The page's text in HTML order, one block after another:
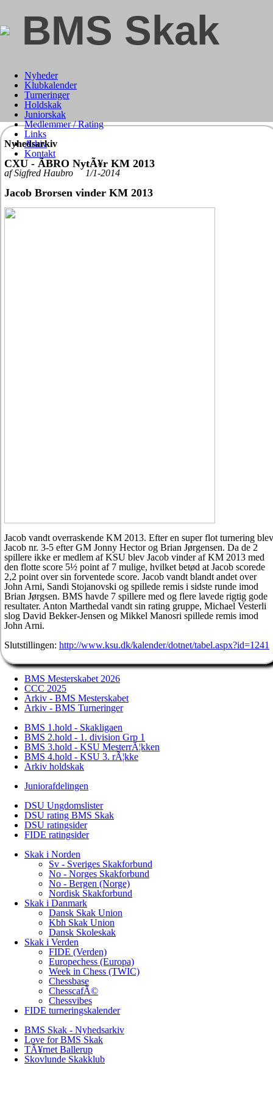
BMS Skak
Nyheder
Klubkalender
Turneringer
Holdskak
Juniorskak
Medlemmer / Rating
Links
Arkiv
Kontakt
Nyhedsarkiv
CXU - ÃBRO NytÃ¥r KM 2013
af Sigfred Haubro 1/1-2014
Jacob Brorsen vinder KM 2013
Jacob vandt overraskende KM 2013. Efter en super flot turnering blev
Jacob nr. 3-5 efter GM Jonny Hector og Brian Jørgensen. Da de 2
spillere ikke er medlem af KSU blev Jacob vinder af KM 2013 med
den flotte score 5½ point af 7 mulige, hvilket betød at Jacob scorede
2,2 point over sin forventede score. Jacob vandt blandt andet over
John Arni, Sandi Stojanovski og spillede remis i sidste runde imod
Brian Jørgsen. BMS havde 7 spillere med og flere lavede rigtig gode
resultater. Anton Marthedal vandt sin rating gruppe, Michael Vesterli
slog David Bekker-Jensen og Mikkel Manosri spillede remis imod
John Arni.
Slutstillingen: http://www.ksu.dk/kalender/dotnet/tabel.aspx?id=1241
BMS Mesterskabet 2026
CCC 2025
Arkiv - BMS Mesterskabet
Arkiv - BMS Turneringer
BMS 1.hold - Skakligaen
BMS 2.hold - 1. division Grp 1
BMS 3.hold - KSU MesterrÃ¦kken
BMS 4.hold - KSU 3. rÃ¦kke
Arkiv holdskak
Juniorafdelingen
DSU Ungdomslister
DSU rating BMS Skak
DSU ratingsider
FIDE ratingsider
Skak i Norden
Sv - Sveriges Skakforbund
No - Norges Skakforbund
No - Bergen (Norge)
Nordisk Skakforbund
Skak i Danmark
Dansk Skak Union
Kbh Skak Union
Dansk Skoleskak
Skak i Verden
FIDE (Verden)
Europechess (Europa)
Week in Chess (TWIC)
Chessbase
ChesscafÃ©
Chessvibes
FIDE turneringskalender
BMS Skak - Nyhedsarkiv
Love for BMS Skak
TÃ¥rnet Ballerup
Skovlunde Skakklub